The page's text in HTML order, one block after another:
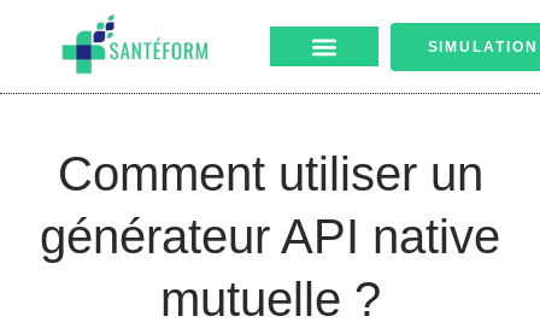
SIMULATION
Comment utiliser un
générateur API native
mutuelle ?